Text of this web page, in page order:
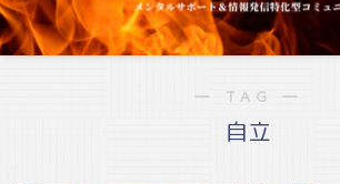
― TAG ―
自立